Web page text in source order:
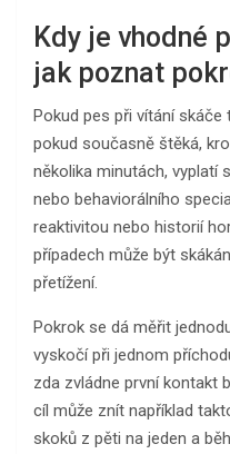
Kdy je vhodné
jak poznat
Pokud pes při vítání skáče
pokud současně štěká,
několika minutách, vyplatí
nebo behaviorálního
reaktivitou nebo historií
případech může být
přetížení.
Pokrok se dá měřit
vyskočí při jednom
zda zvládne první kontakt
cíl může znít například
skoků z pěti na jeden a